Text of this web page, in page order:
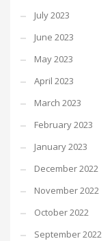
July 2023
June 2023
May 2023
April 2023
March 2023
February 2023
January 2023
December 2022
November 2022
October 2022
September 2022